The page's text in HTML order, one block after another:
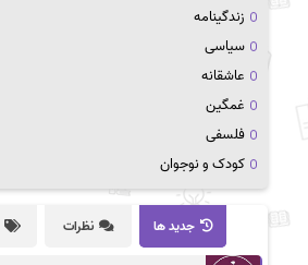
زندگینامه
سیاسی
عاشقانه
غمگین
فلسفی
کودک و نوجوان
جدید ها نظرات